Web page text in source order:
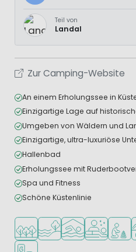
Teil von
Landal
Zur Camping-Website
An einem Erholungssee in
Einzigartige Lage auf
Umgeben von Wäldern und
Einzigartige, ultra-luxuriöse
Hallenbad
Erholungssee mit
Spa und Fitness
Schöne Küstenlinie
In waldreicher Umgebung
Am Wasser
HallenbadWellness-
Ladestation für E-Autos